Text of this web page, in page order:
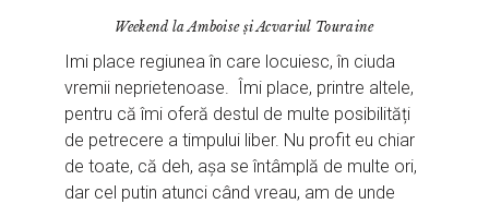
Weekend la Amboise și Acvariul Touraine
Imi place regiunea în care locuiesc, în ciuda
vremii neprietenoase. Îmi place, printre altele,
pentru că îmi oferă destul de multe posibilități
de petrecere a timpului liber. Nu profit eu chiar
de toate, că deh, așa se întâmplă de multe ori,
dar cel putin atunci când vreau, am de unde